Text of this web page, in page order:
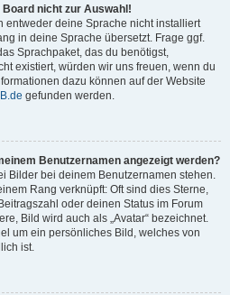
nicht zur Auswahl!
entweder deine Sprache nicht installiert
in deine Sprache übersetzt. Frage ggf.
Sprachpaket, das du benötigst,
existiert, würden wir uns freuen, wenn du
dazu können auf der Website
gefunden werden.
Benutzernamen angezeigt werden?
Bilder bei deinem Benutzernamen stehen.
Rang verknüpft: Oft sind dies Sterne,
oder deinen Status im Forum
Bild wird auch als „Avatar“ bezeichnet.
um ein persönliches Bild, welches von
ist.